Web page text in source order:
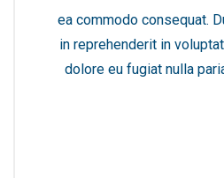
ea commodo consequat.
in reprehenderit in
dolore eu fugiat nulla